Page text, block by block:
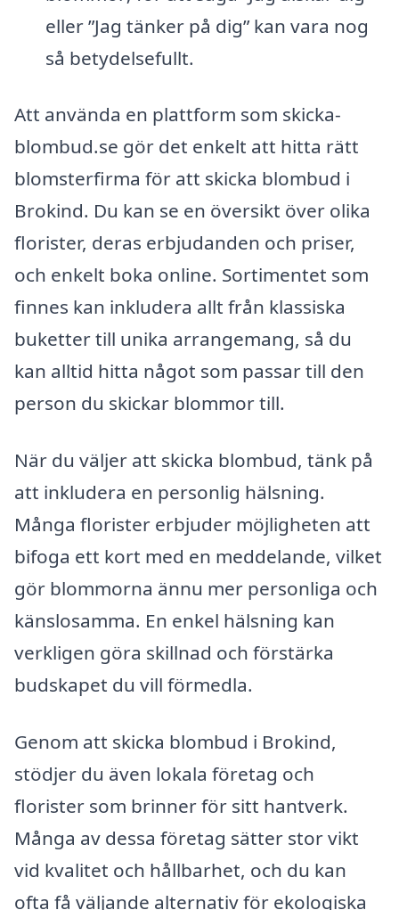
eller ”Jag tänker på dig” kan vara nog
så betydelsefullt.
Att använda en plattform som skicka-
blombud.se gör det enkelt att hitta rätt
blomsterfirma för att skicka blombud i
Brokind. Du kan se en översikt över olika
florister, deras erbjudanden och priser,
och enkelt boka online. Sortimentet som
finnes kan inkludera allt från klassiska
buketter till unika arrangemang, så du
kan alltid hitta något som passar till den
person du skickar blommor till.
När du väljer att skicka blombud, tänk på
att inkludera en personlig hälsning.
Många florister erbjuder möjligheten att
bifoga ett kort med en meddelande, vilket
gör blommorna ännu mer personliga och
känslosamma. En enkel hälsning kan
verkligen göra skillnad och förstärka
budskapet du vill förmedla.
Genom att skicka blombud i Brokind,
stödjer du även lokala företag och
florister som brinner för sitt hantverk.
Många av dessa företag sätter stor vikt
vid kvalitet och hållbarhet, och du kan
ofta få väljande alternativ för ekologiska